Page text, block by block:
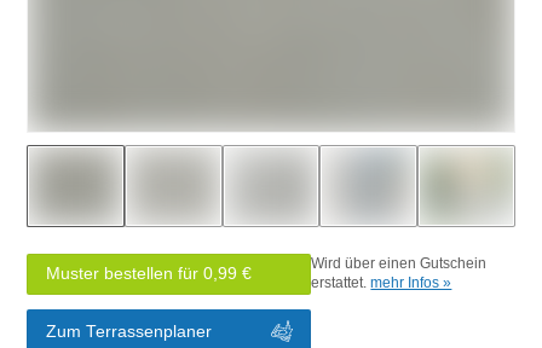
Muster bestellen für 0,99 €
Wird über einen Gutschein
erstattet.mehr Infos »
Zum Terrassenplaner